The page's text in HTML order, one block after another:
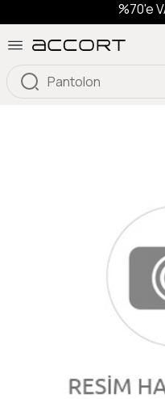
%70'e